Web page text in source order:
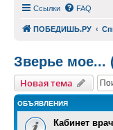
Ссылки FAQ
ПОБЕДИШЬ.РУ
Зверье мое...
Новая тема
ОБЪЯВЛЕНИЯ
Кабинет